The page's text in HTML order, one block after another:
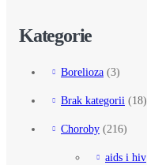
Kategorie
Borelioza (3)
Brak kategorii (18)
Choroby (216)
aids i hiv